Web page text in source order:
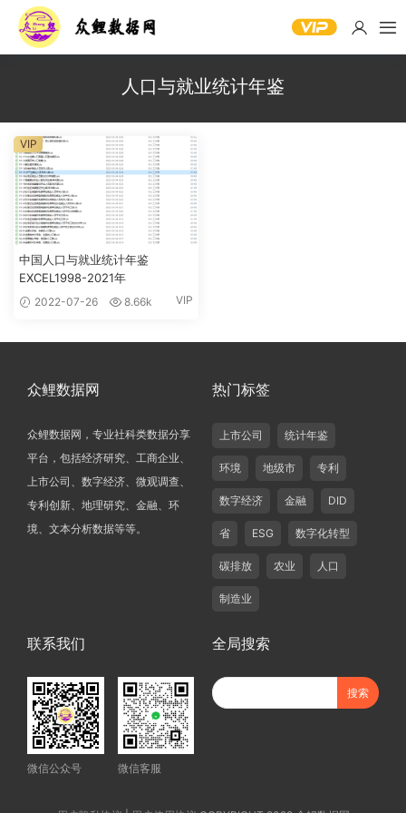
人口与就业统计年鉴
中国人口与就业统计年鉴
EXCEL1998-2021年
2022-07-26 8.66k VIP
VIP
众鲤数据网
众鲤数据网，专业社科类数据分享
平台，包括经济研究、工商企业、
上市公司、数字经济、微观调查、
专利创新、地理研究、金融、环
境、文本分析数据等等。
热门标签
上市公司 统计年鉴
环境 地级市 专利
数字经济 金融 DID
省 ESG 数字化转型
碳排放 农业 人口
制造业
联系我们
微信公众号 微信客服
全局搜索